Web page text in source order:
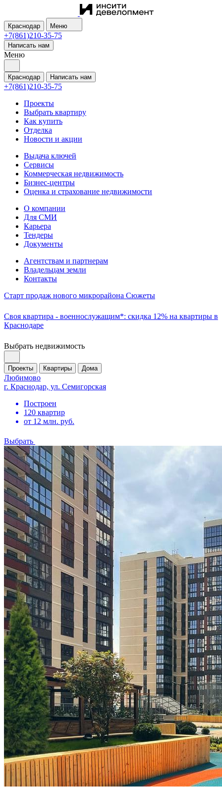
Краснодар Меню
+7(861)210-35-75
Написать нам
Меню
Краснодар Написать нам
+7(861)210-35-75
Проекты
Выбрать квартиру
Как купить
Отделка
Новости и акции
Выдача ключей
Сервисы
Коммерческая недвижимость
Бизнес-центры
Оценка и страхование недвижимости
О компании
Для СМИ
Карьера
Тендеры
Документы
Агентствам и партнерам
Владельцам земли
Контакты
Старт продаж нового микрорайона Сюжеты
Своя квартира - военнослужащим*: скидка 12% на квартиры в
Краснодаре
Выбрать недвижимость
Проекты Квартиры Дома
Любимово
г. Краснодар, ул. Семигорская
Построен
120 квартир
от 12 млн. руб.
Выбрать